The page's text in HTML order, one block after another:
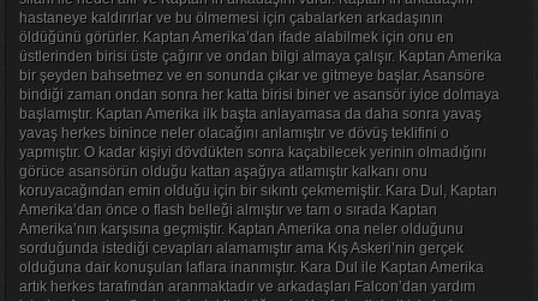
hastaneye kaldırırlar ve bu ölmemesi için çabalarken arkadaşının
öldüğünü görürler. Kaptan Amerika’dan ifade alabilmek için onu en
üstlerinden birisi üste çağırır ve ondan bilgi almaya çalışır. Kaptan Amerika
bir şeyden bahsetmez ve en sonunda çıkar ve gitmeye başlar. Asansöre
bindiği zaman ondan sonra her katta birisi biner ve asansör iyice dolmaya
başlamıştır. Kaptan Amerika ilk başta anlayamasa da daha sonra yavaş
yavaş herkes binince neler olacağını anlamıştır ve dövüş teklifini o
yapmıştır. O kadar kişiyi dövdükten sonra kaçabilecek yerinin olmadığını
görüce asansörün olduğu kattan aşağıya atlamıştır kalkanı onu
koruyacağından emin olduğu için bir sıkıntı çekmemiştir. Kara Dul, Kaptan
Amerika’dan önce o flash belleği almıştır ve tam o sırada Kaptan
Amerika’nın karşısına geçmiştir. Kaptan Amerika ona neler olduğunu
sorduğunda istediği cevapları alamamıştır ama Kış Askeri’nin gerçek
olduğuna dair konuşulan laflara inanmıştır. Kara Dul ile Kaptan Amerika
artık herkes tarafından aranmaktadır ve arkadaşları Falcon’dan yardım